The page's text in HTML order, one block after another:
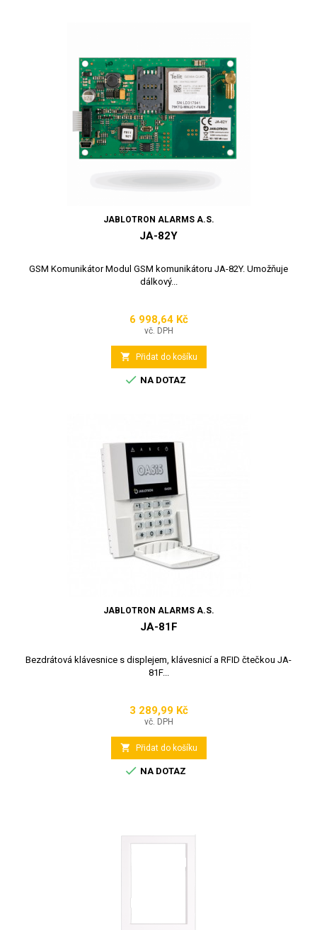
JABLOTRON ALARMS A.S.
JA-82Y
GSM Komunikátor Modul GSM komunikátoru JA-82Y. Umožňuje
dálkový...
Cena
6 998,64 Kč
vč. DPH
 Přidat do košíku
 NA DOTAZ
JABLOTRON ALARMS A.S.
JA-81F
Bezdrátová klávesnice s displejem, klávesnicí a RFID čtečkou JA-
81F...
Cena
3 289,99 Kč
vč. DPH
 Přidat do košíku
 NA DOTAZ